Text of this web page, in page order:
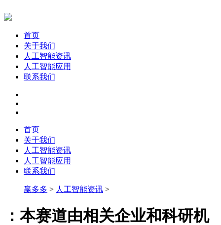
首页
关于我们
人工智能资讯
人工智能应用
联系我们
首页
关于我们
人工智能资讯
人工智能应用
联系我们
赢多多 > 人工智能资讯 >
：本赛道由相关企业和科研机